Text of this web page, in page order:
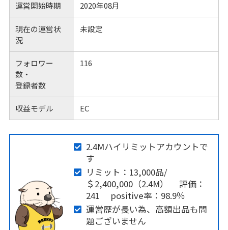
運営開始時期 2020年08月
現在の運営状
況
未設定
フォロワー
数・
登録者数
116
収益モデル EC
2.4Mハイリミットアカウントで
す
リミット：13,000品/
＄2,400,000（2.4M） 評価：
241 positive率：98.9％
運営歴が長い為、高額出品も問
題ございません